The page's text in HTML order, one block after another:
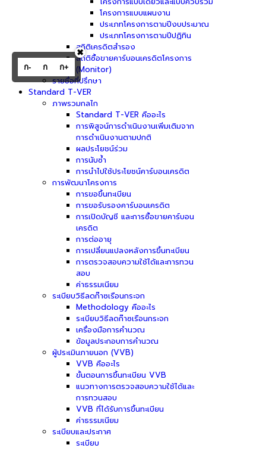
โครงการแบบแผนงาน
ประเภทโครงการตามปีงบประมาณ
ประเภทโครงการตามปีปฏิทิน
สถิติเครดิตสำรอง
สถิติซื้อขายคาร์บอนเครดิตโครงการ
(Monitor)
รายชื่อที่ปรึกษา
Standard T-VER
ภาพรวมกลไก
Standard T-VER คืออะไร
การพิสูจน์การดำเนินงานเพิ่มเติมจาก
การดำเนินงานตามปกติ
ผลประโยชน์ร่วม
การนับซ้ำ
การนำไปใช้ประโยชน์คาร์บอนเครดิต
การพัฒนาโครงการ
การขอขึ้นทะเบียน
การขอรับรองคาร์บอนเครดิต
การเปิดบัญชี และการซื้อขายคาร์บอน
เครดิต
การต่ออายุ
การเปลี่ยนแปลงหลังการขึ้นทะเบียน
การตรวจสอบความใช้ได้และการทวน
สอบ
ค่าธรรมเนียม
ระเบียบวิธีลดก๊าซเรือนกระจก
Methodology คืออะไร
ระเบียบวิธีลดก๊าซเรือนกระจก
เครื่องมือการคำนวณ
ข้อมูลประกอบการคำนวณ
ผู้ประเมินภายนอก (VVB)
VVB คืออะไร
ขั้นตอนการขึ้นทะเบียน VVB
แนวทางการตรวจสอบความใช้ได้และ
การทวนสอบ
VVB ที่ได้รับการขึ้นทะเบียน
ค่าธรรมเนียม
ระเบียบและประกาศ
ระเบียบ
ก- ก ก+
✖